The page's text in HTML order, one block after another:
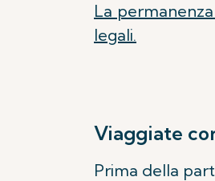
La
legali.
Viaggiate
Prima della